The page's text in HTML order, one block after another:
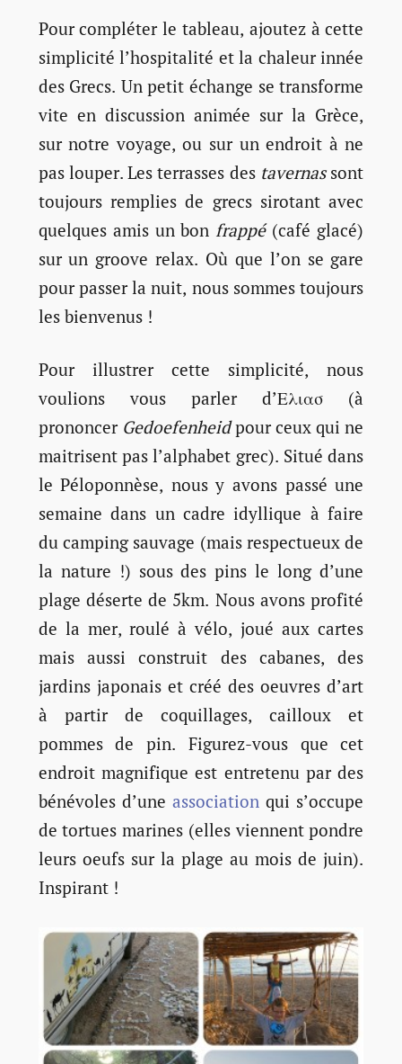
Pour compléter le tableau, ajoutez à cette
simplicité l’hospitalité et la chaleur innée
des Grecs. Un petit échange se transforme
vite en discussion animée sur la Grèce,
sur notre voyage, ou sur un endroit à ne
pas louper. Les terrasses des tavernassont
toujours remplies de grecs sirotant avec
quelques amis un bon frappé(café glacé)
sur un groove relax. Où que l’on se gare
pour passer la nuit, nous sommes toujours
les bienvenus !
Pour illustrer cette simplicité, nous
voulions vous parler d’Ελιασ (à
prononcer Gedoefenheidpour ceux qui ne
maitrisent pas l’alphabet grec). Situé dans
le Péloponnèse, nous y avons passé une
semaine dans un cadre idyllique à faire
du camping sauvage (mais respectueux de
la nature !) sous des pins le long d’une
plage déserte de 5km. Nous avons profité
de la mer, roulé à vélo, joué aux cartes
mais aussi construit des cabanes, des
jardins japonais et créé des oeuvres d’art
à partir de coquillages, cailloux et
pommes de pin. Figurez-vous que cet
endroit magnifique est entretenu par des
bénévoles d’une association qui s’occupe
de tortues marines (elles viennent pondre
leurs oeufs sur la plage au mois de juin).
Inspirant !